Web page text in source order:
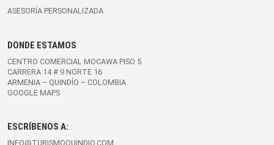
ASESORÍA PERSONALIZADA
DONDE ESTAMOS
CENTRO COMERCIAL MOCAWA PISO 5
CARRERA 14 # 9 NORTE 16
ARMENIA – QUINDÍO – COLOMBIA
GOOGLE MAPS
ESCRÍBENOS A:
INFO@TURISMOQUINDIO.COM